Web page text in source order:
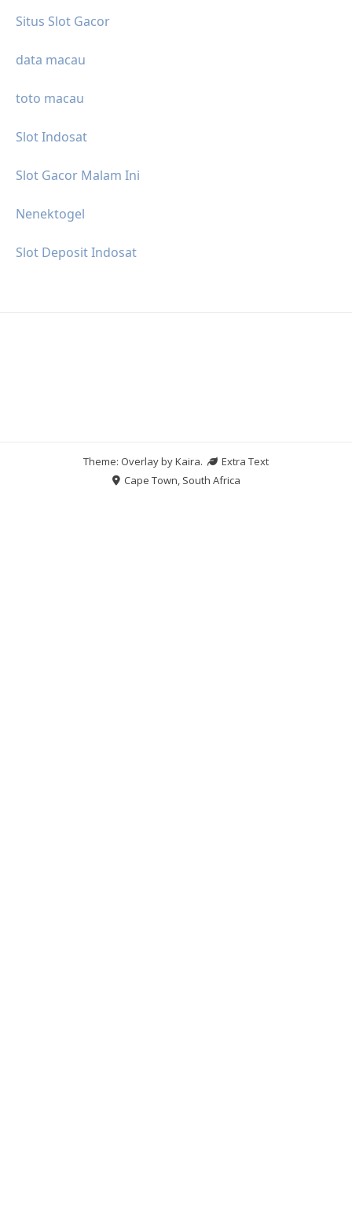
Situs Slot Gacor
data macau
toto macau
Slot Indosat
Slot Gacor Malam Ini
Nenektogel
Slot Deposit Indosat
Theme: Overlay byKaira.
Extra Text
Cape Town, South Africa